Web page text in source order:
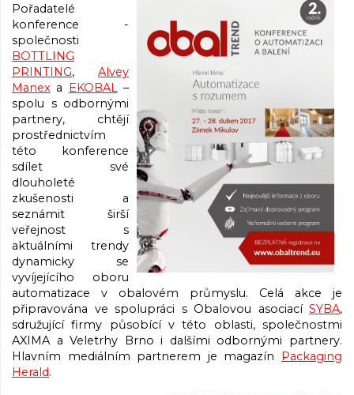
Pořadatelé
konference -
společnosti
BOTTLING
PRINTING, Alvey
Manex a EKOBAL–
spolu s odbornými
partnery, chtějí
prostřednictvím
této konference
sdílet své
dlouholeté
zkušenosti a
seznámit širší
veřejnost s
aktuálními trendy
dynamicky se
vyvíjejícího oboru
automatizace v obalovém průmyslu. Celá akce je
připravována ve spolupráci s Obalovou asociací SYBA,
sdružující firmy působící v této oblasti, společnostmi
AXIMA a Veletrhy Brno i dalšími odbornými partnery.
Hlavním mediálním partnerem je magazín Packaging
Herald.